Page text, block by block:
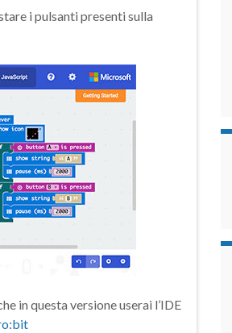
i pulsanti presenti sulla
in questa versione userai l’IDE